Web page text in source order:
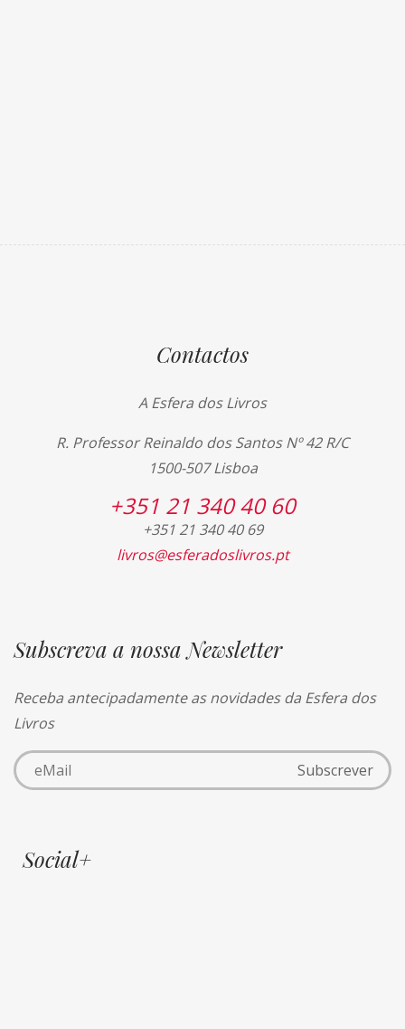
Contactos
A Esfera dos Livros
R. Professor Reinaldo dos Santos Nº 42 R/C
1500-507 Lisboa
+351 21 340 40 60
+351 21 340 40 69
livros@esferadoslivros.pt
Subscreva a nossa Newsletter
Receba antecipadamente as novidades da Esfera dos
Livros
Social+